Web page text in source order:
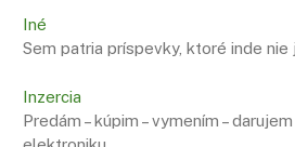
Iné
Sem patria príspevky, ktoré inde
Inzercia
Predám – kúpim – vymením –